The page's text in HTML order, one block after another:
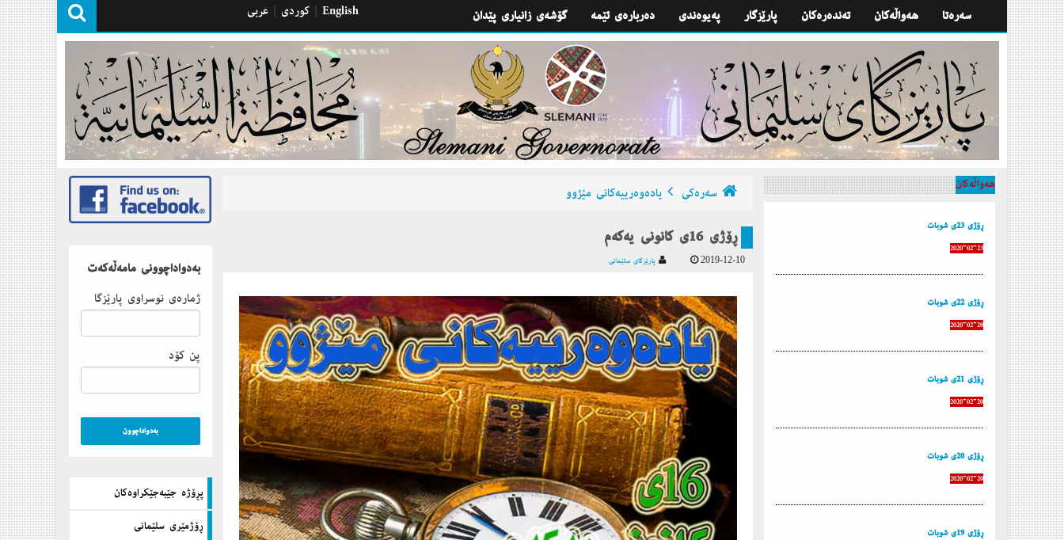
كوردی عربی English گۆشه‌ی زانیاری پێدان په‌یوه‌ندی پارێزگار تەندەرەكان هه‌واڵه‌كان سه‌ره‌تا
بەدواداچوونى مامەڵەكەت
ژمارەى نوسراوى پارێزگا
پن كۆد
پڕۆژه‌ جێبه‌جێكراوه‌كان
ڕۆژمێری سلێمانی
سه‌ره‌كی یاده‌وه‌رییه‌كانی مێژوو
ڕۆژی 16ی كانونی یەكەم
2019-12-10
هه‌واڵه‌كان
ڕۆژی 23ی شوبات
2020-02-23
ڕۆژی 22ی شوبات
2020-02-20
ڕۆژی 21ی شوبات
2020-02-20
ڕۆژی 20ی شوبات
2020-02-20
ڕۆژی 19ی شوبات